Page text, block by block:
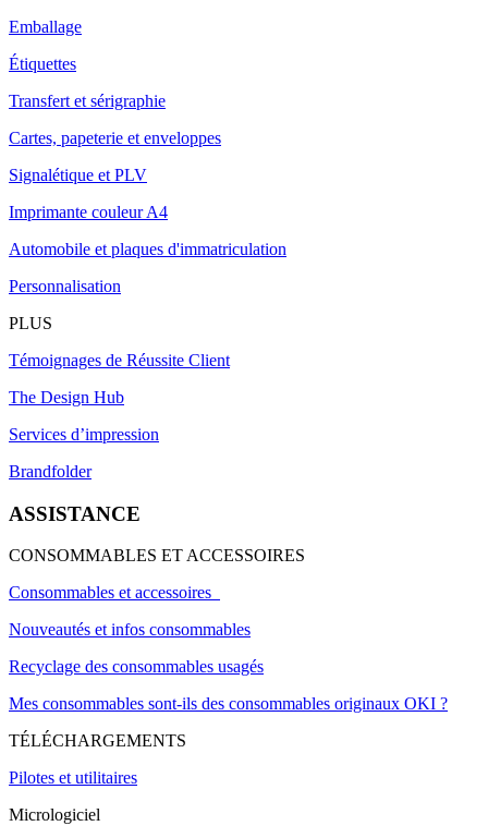
Emballage
Étiquettes
Transfert et sérigraphie
Cartes, papeterie et enveloppes
Signalétique et PLV
Imprimante couleur A4
Automobile et plaques d'immatriculation
Personnalisation
PLUS
Témoignages de Réussite Client
The Design Hub
Services d’impression
Brandfolder
ASSISTANCE
CONSOMMABLES ET ACCESSOIRES
Consommables et accessoires
Nouveautés et infos consommables
Recyclage des consommables usagés
Mes consommables sont-ils des consommables originaux OKI ?
TÉLÉCHARGEMENTS
Pilotes et utilitaires
Micrologiciel